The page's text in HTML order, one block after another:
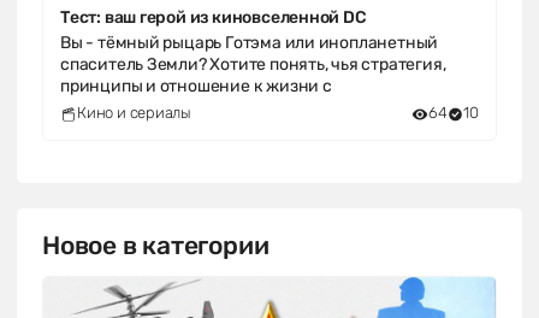
Тест: ваш герой из киновселенной DC
Вы - тёмный рыцарь Готэма или инопланетный
спаситель Земли? Хотите понять, чья стратегия,
принципы и отношение к жизни с
Кино и сериалы 64 10
Новое в категории